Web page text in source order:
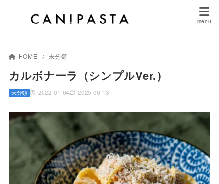
HOME 未分類
カルボナーラ（シンプルVer.）
2022-01-04 2025-06-13
未分類